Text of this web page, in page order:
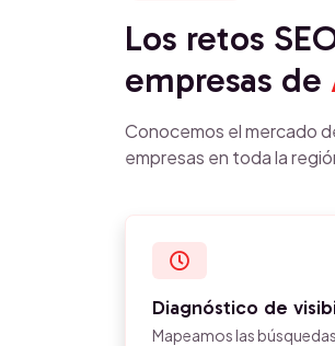
Los retos
empresas de
Conocemos el mercado
empresas en toda la
Diagnóstico de
Mapeamos las